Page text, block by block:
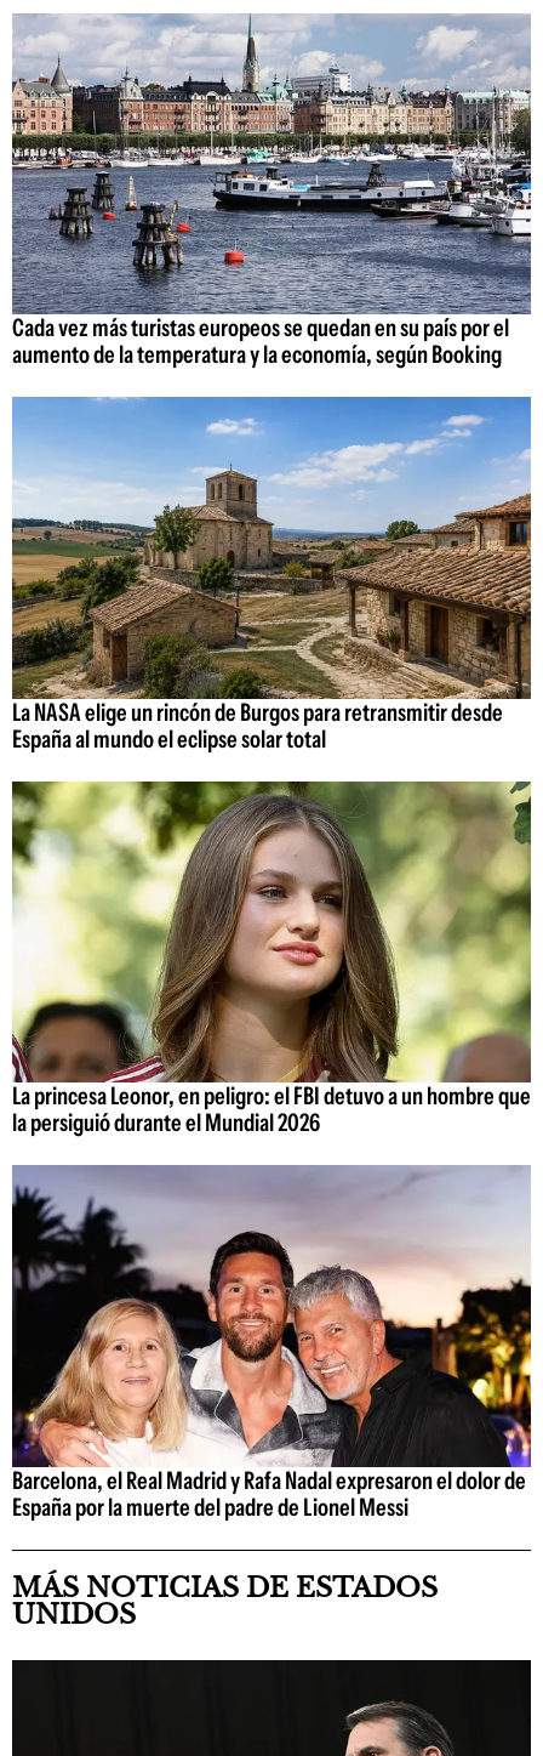
Cada vez más turistas europeos se quedan en su país por el
aumento de la temperatura y la economía, según Booking
La NASA elige un rincón de Burgos para retransmitir desde
España al mundo el eclipse solar total
La princesa Leonor, en peligro: el FBI detuvo a un hombre que
la persiguió durante el Mundial 2026
Barcelona, el Real Madrid y Rafa Nadal expresaron el dolor de
España por la muerte del padre de Lionel Messi
MÁS NOTICIAS DE ESTADOS
UNIDOS